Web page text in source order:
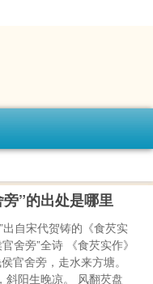
”的出处是哪里
出自宋代贺铸的《食芡实
舍旁”全诗 《食芡实作》
官舍旁，走水来方塘。
斜阳生晚凉。 风翻芡盘